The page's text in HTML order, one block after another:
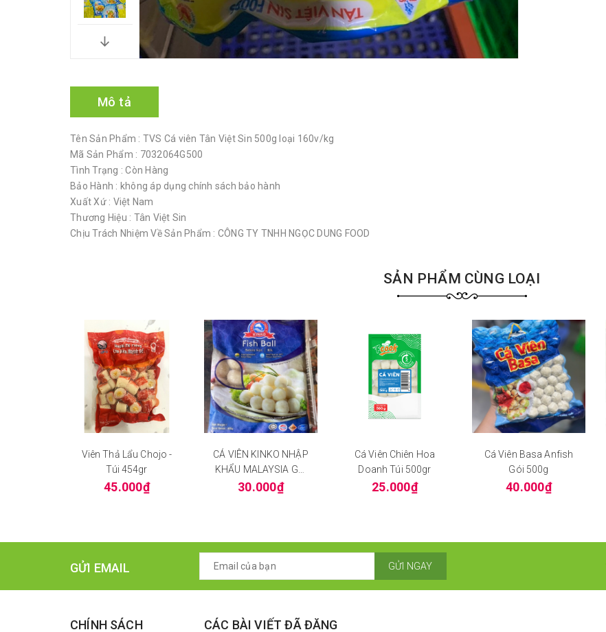
Mô tả
Tên Sản Phẩm : TVS Cá viên Tân Việt Sin 500g loại 160v/kg
Mã Sản Phẩm : 7032064G500
Tình Trạng : Còn Hàng
Bảo Hành : không áp dụng chính sách bảo hành
Xuất Xứ : Việt Nam
Thương Hiệu : Tân Việt Sin
Chịu Trách Nhiệm Về Sản Phẩm : CÔNG TY TNHH NGỌC DUNG FOOD
SẢN PHẨM CÙNG LOẠI
Viên Thả Lẩu Chojo -
Túi 454gr
45.000₫
CÁ VIÊN KINKO NHẬP
KHẨU MALAYSIA Gói
400g
30.000₫
Cá Viên Chiên Hoa
Doanh Túi 500gr
25.000₫
Cá Viên Basa Anfish
Gói 500g
40.000₫
GỬI EMAIL GỬI NGAY
CHÍNH SÁCH CÁC BÀI VIẾT ĐÃ ĐĂNG